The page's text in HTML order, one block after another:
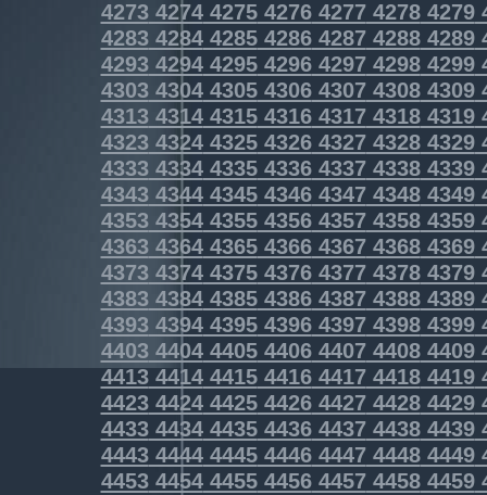
4273427442754276427742784279
4283428442854286428742884289
4293429442954296429742984299
4303430443054306430743084309
4313431443154316431743184319
4323432443254326432743284329
4333433443354336433743384339
4343434443454346434743484349
4353435443554356435743584359
4363436443654366436743684369
4373437443754376437743784379
4383438443854386438743884389
4393439443954396439743984399
4403440444054406440744084409
4413441444154416441744184419
4423442444254426442744284429
4433443444354436443744384439
4443444444454446444744484449
4453445444554456445744584459